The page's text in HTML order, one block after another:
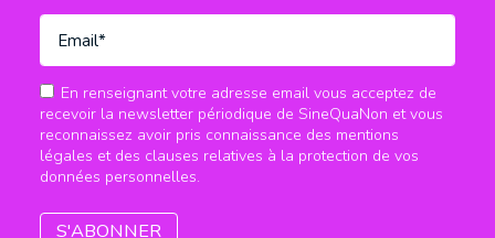
En renseignant votre adresse email vous acceptez de
recevoir la newsletter périodique de SineQuaNon et vous
reconnaissez avoir pris connaissance des mentions
légales et des clauses relatives à la protection de vos
données personnelles.